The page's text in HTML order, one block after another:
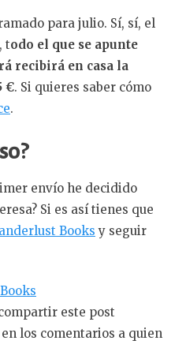
para julio. Sí, sí, el
todo el que se apunte
recibirá en casa la
€. Si quieres saber cómo
.
envío he decidido
Si es así tienes que
Books y seguir
este post
los comentarios a quien